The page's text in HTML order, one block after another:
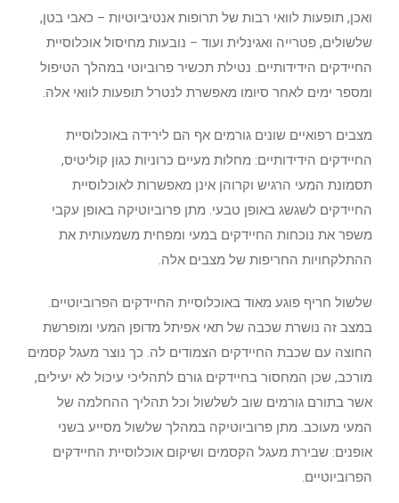
ואכן, תופעות לוואי רבות של תרופות אנטיביוטיות – כאבי בטן,
שלשולים, פטרייה ואגינלית ועוד – נובעות מחיסול אוכלוסיית
החיידקים הידידותיים. נטילת תכשיר פרוביוטי במהלך הטיפול
ומספר ימים לאחר סיומו מאפשרת לנטרל תופעות לוואי אלה.
מצבים רפואיים שונים גורמים אף הם לירידה באוכלוסיית
החיידקים הידידותיים: מחלות מעיים כרוניות כגון קוליטיס,
תסמונת המעי הרגיש וקרוהן אינן מאפשרות לאוכלוסיית
החיידקים לשגשג באופן טבעי. מתן פרוביוטיקה באופן עקבי
משפר את נוכחות החיידקים במעי ומפחית משמעותית את
ההתלקחויות החריפות של מצבים אלה.
שלשול חריף פוגע מאוד באוכלוסיית החיידקים הפרוביוטיים.
במצב זה נושרת שכבה של תאי אפיתל מדופן המעי ומופרשת
החוצה עם שכבת החיידקים הצמודים לה. כך נוצר מעגל קסמים
מורכב, שכן המחסור בחיידקים גורם לתהליכי עיכול לא יעילים,
אשר בתורם גורמים שוב לשלשול וכל תהליך ההחלמה של
המעי מעוכב. מתן פרוביוטיקה במהלך שלשול מסייע בשני
אופנים: שבירת מעגל הקסמים ושיקום אוכלוסיית החיידקים
הפרוביוטיים.